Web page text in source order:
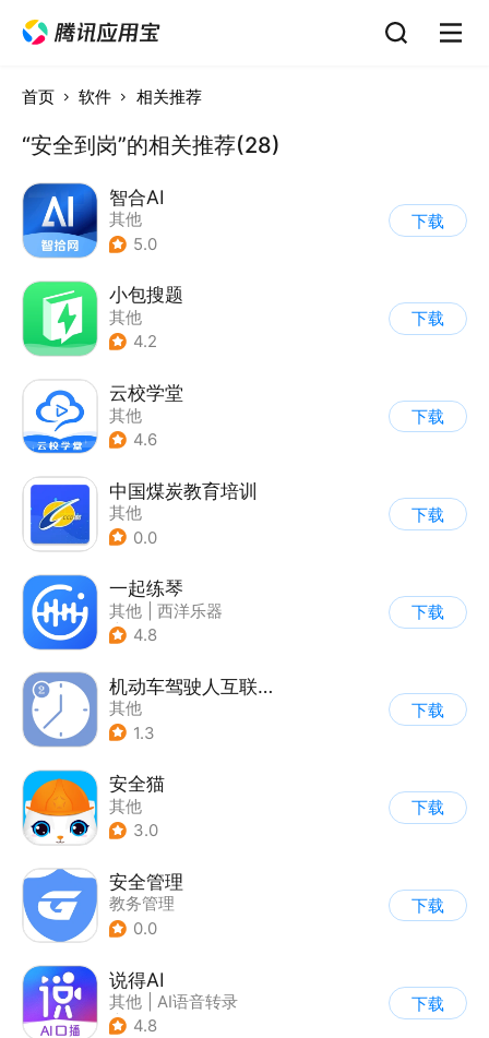
首页 软件 相关推荐
“安全到岗”的相关推荐(28)
智合AI
其他
5.0
下载
小包搜题
其他
4.2
下载
云校学堂
其他
4.6
下载
中国煤炭教育培训
其他
0.0
下载
一起练琴
其他
西洋乐器
| 兴趣学习
4.8
下载
机动车驾驶人互联网学习软件
其他
1.3
下载
安全猫
其他
3.0
下载
安全管理
教务管理
0.0
下载
说得AI
其他
AI语音转录
| 相机
4.8
下载